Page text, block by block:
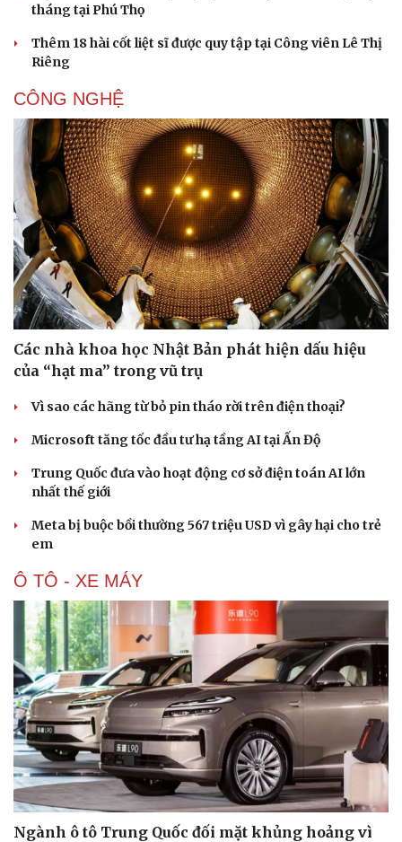
Văn hóa
Sân khấu - Điện ảnh
Văn học
Âm nhạc
Di sản
Giải trí
tháng tại Phú Thọ
Thêm 18 hài cốt liệt sĩ được quy tập tại Công viên Lê Thị
Riêng
CÔNG NGHỆ
Các nhà khoa học Nhật Bản phát hiện dấu hiệu
của “hạt ma” trong vũ trụ
Vì sao các hãng từ bỏ pin tháo rời trên điện thoại?
Microsoft tăng tốc đầu tư hạ tầng AI tại Ấn Độ
Trung Quốc đưa vào hoạt động cơ sở điện toán AI lớn
nhất thế giới
Meta bị buộc bồi thường 567 triệu USD vì gây hại cho trẻ
em
Ô TÔ - XE MÁY
Ngành ô tô Trung Quốc đối mặt khủng hoảng vì